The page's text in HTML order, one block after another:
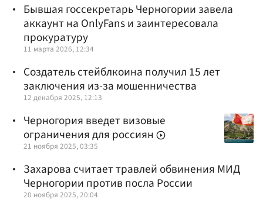
Бывшая госсекретарь Черногории завела
аккаунт на OnlyFans и заинтересовала
прокуратуру
11 марта 2026, 12:34
Создатель стейблкоина получил 15 лет
заключения из-за мошенничества
12 декабря 2025, 12:13
Черногория введет визовые
ограничения для россиян
21 ноября 2025, 03:35
Захарова считает травлей обвинения МИД
Черногории против посла России
20 ноября 2025, 20:04